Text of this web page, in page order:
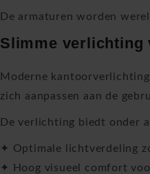
De armaturen worden
Slimme verlichting
Moderne
zich aanpassen aan de
De verlichting biedt onder
✦ Optimale lichtverdeling
✦ Hoog visueel comfort